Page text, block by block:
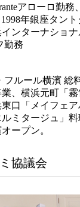
アローロ勤務
年銀座タン
ンターナショ
勤務
フルール横濱 総
、横浜元町「
口「メイフェ
ミタージュ」
ープン。
協議会